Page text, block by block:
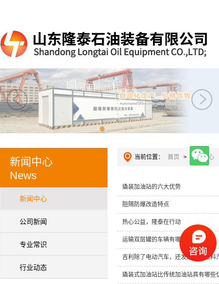
新闻中心
News
新闻中心
公司新闻
专业常识
行业动态
当前位置： 首页 > 新闻中心
撬装加油站的六大优势
阻隔防爆改造特点
热心公益，隆泰在行动
运输双层罐的车辆有哪些标准？
吉利除了电动汽车，还发展甲醇燃料
撬装式加油站比传统加油站具有哪些